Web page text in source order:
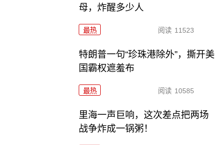
母，炸醒多少人
最热 阅读 11523
特朗普一句“珍珠港除外”，撕开美
国霸权遮羞布
最热 阅读 10585
里海一声巨响，这次差点把两场
战争炸成一锅粥！